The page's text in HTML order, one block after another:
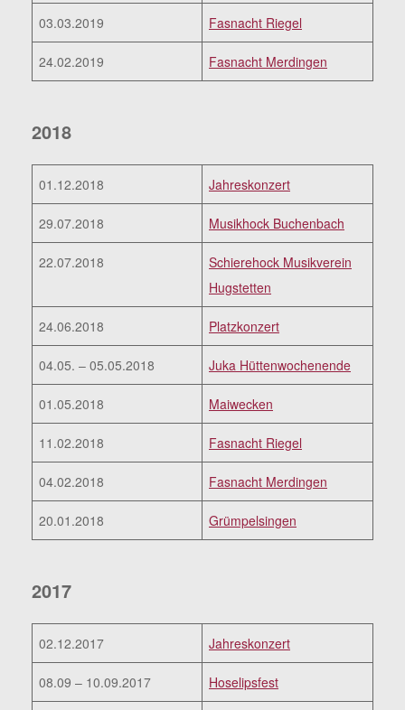
03.03.2019 Fasnacht Riegel
24.02.2019 Fasnacht Merdingen
2018
01.12.2018 Jahreskonzert
29.07.2018 Musikhock Buchenbach
22.07.2018
Schierehock Musikverein
Hugstetten
24.06.2018 Platzkonzert
04.05. – 05.05.2018 Juka Hüttenwochenende
01.05.2018 Maiwecken
11.02.2018 Fasnacht Riegel
04.02.2018 Fasnacht Merdingen
20.01.2018 Grümpelsingen
2017
02.12.2017 Jahreskonzert
08.09 – 10.09.2017 Hoselipsfest